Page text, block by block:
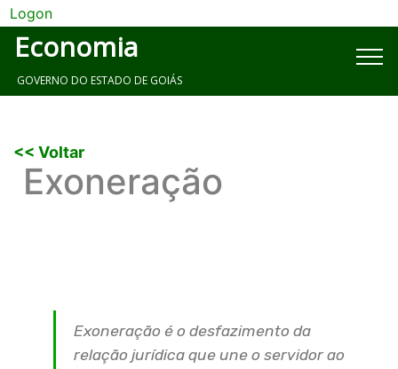
Logon
Economia
GOVERNO DO ESTADO DE GOIÁS
<< Voltar
Exoneração
Exoneração é o desfazimento da
relação jurídica que une o servidor ao